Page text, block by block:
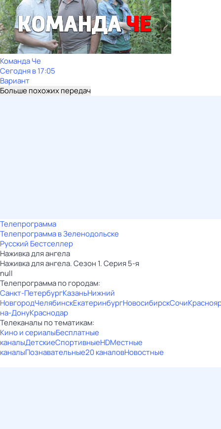
Команда Че
Сегодня в 17:05
Вариант
Больше похожих передач
Телепрограмма
Телепрограмма в Зеленодольске
Русский Бестселлер
Наживка для ангела
Наживка для ангела. Сезон 1. Серия 5-я
null
Телепрограмма по городам:
Санкт-ПетербургКазаньНижний
НовгородЧелябинскЕкатеринбургНовосибирскСочи
на-ДонуКраснодар
Телеканалы по тематикам:
Кино и сериалыБесплатные
каналыДетскиеСпортивныеHDМестные
каналыПознавательные20 каналовНовостные